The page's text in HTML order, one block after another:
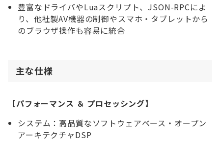
豊富なドライバやLuaスクリプト、JSON-RPCによ
り、他社製AV機器の制御やスマホ・タブレットから
のブラウザ操作も容易に統合
主な仕様
【パフォーマンス ＆ プロセッシング】
システム：高品質なソフトウェアベース・オープン
アーキテクチャDSP